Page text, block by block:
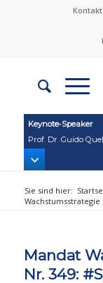
Kontakt
Keynote‑Speaker
Prof. Dr. Guido
Sie sind hier:
Mandat
Nr. 349: